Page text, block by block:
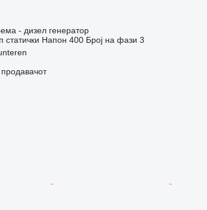
- дизел генератор
статички Напон 400 Број на фази 3
продавачот